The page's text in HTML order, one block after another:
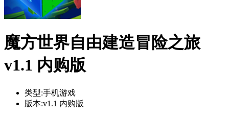
魔方世界自由建造冒险之旅
v1.1 内购版
类型:手机游戏
版本:v1.1 内购版